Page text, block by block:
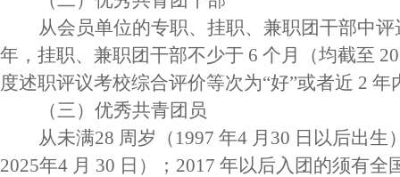
从会员单位的专职、挂职、兼职团干部中
年，挂职、兼职团干部不少于 6 个月（均截至
度述职评议考校综合评价等次为“好”或者近 2
（三）优秀共青团员
从未满28 周岁（1997 年4 月30 日以后出
2025年4 月 30 日）；2017 年以后入团的须有